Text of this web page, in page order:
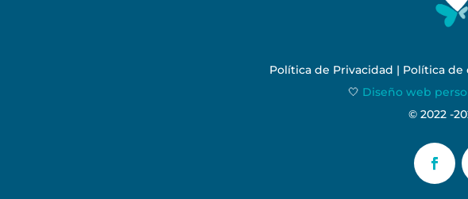
Política de Privacidad | Política de
🤍 Diseño web
© 2022 -